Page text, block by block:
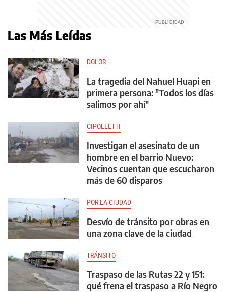
Las Más Leídas
DOLOR
La tragedia del Nahuel Huapi en
primera persona: "Todos los días
salimos por ahí"
CIPOLLETTI
Investigan el asesinato de un
hombre en el barrio Nuevo:
Vecinos cuentan que escucharon
más de 60 disparos
POR LA CIUDAD
Desvío de tránsito por obras en
una zona clave de la ciudad
TRÁNSITO
Traspaso de las Rutas 22 y 151:
qué frena el traspaso a Río Negro